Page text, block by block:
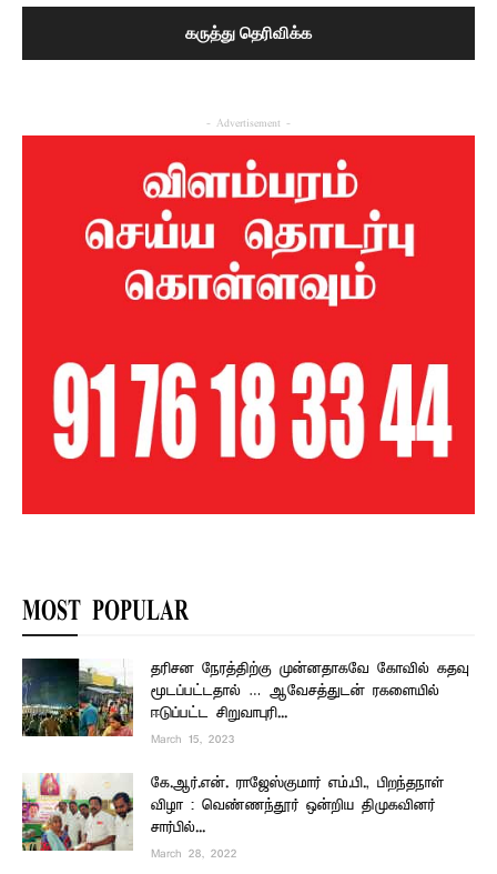
- Advertisement -
MOST POPULAR
தரிசன நேரத்திற்கு முன்னதாகவே கோவில் கதவு
மூடப்பட்டதால் … ஆவேசத்துடன் ரகளையில்
ஈடுப்பட்ட சிறுவாபுரி...
March 15, 2023
கே.ஆர்.என். ராஜேஸ்குமார் எம்.பி., பிறந்தநாள்
விழா : வெண்ணந்தூர் ஒன்றிய திமுகவினர்
சார்பில்...
March 28, 2022